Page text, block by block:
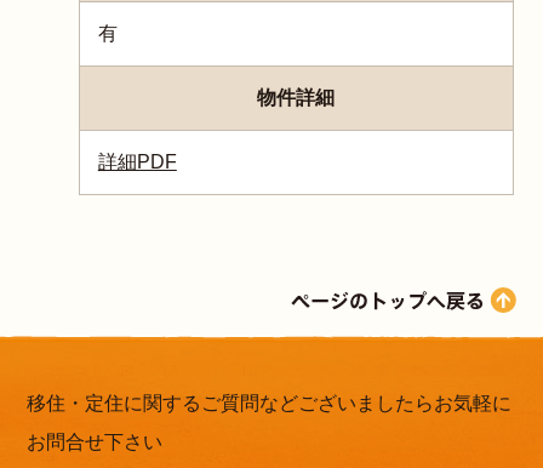
有
物件詳細
詳細PDF
移住・定住に関するご質問などございましたらお気軽に
お問合せ下さい